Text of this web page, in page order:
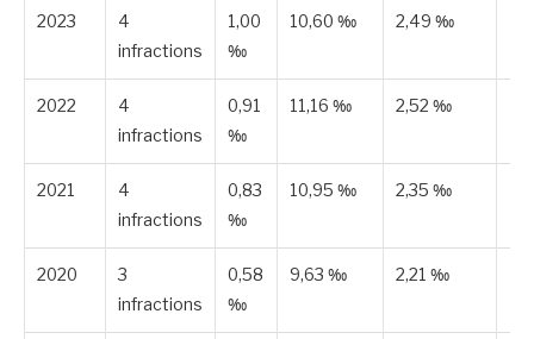
2023
4
infractions
1,00
‰
10,60 ‰ 2,49 ‰
2022
4
infractions
0,91
‰
11,16 ‰ 2,52 ‰
2021
4
infractions
0,83
‰
10,95 ‰ 2,35 ‰
2020
3
infractions
0,58
‰
9,63 ‰ 2,21 ‰